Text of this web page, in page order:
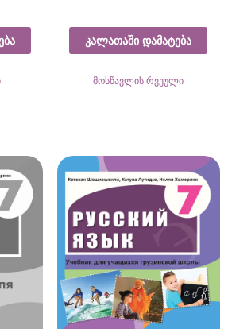
კალათაში დამატება
მოსწავლის რვეული